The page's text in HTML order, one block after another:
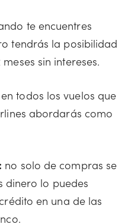
te encuentres
tendrás la posibilidad
sin intereses.
en todos los vuelos que
abordarás como
no solo de compras se
dinero lo puedes
en una de las